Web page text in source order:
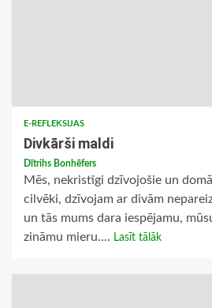
E-REFLEKSIJAS
Divkārši maldi
Dītrihs Bonhēfers
Mēs, nekristīgi dzīvojošie un
cilvēki, dzīvojam ar divām
un tās mums dara iespējamu,
zināmu mieru.... Lasīt tālāk